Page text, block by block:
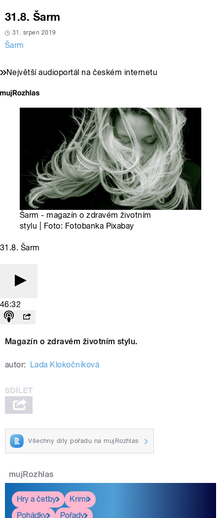
31.8. Šarm
31. srpen 2019
Šarm
Největší audioportál na českém internetu
Šarm - magazín o zdravém životním
stylu | Foto: Fotobanka Pixabay
31.8. Šarm
46:32
Magazín o zdravém životním stylu.
autor: Lada Klokočníková
Všechny díly pořadu na mujRozhlas
mujRozhlas
Hry a četby
Krimi
Pohádky
Pořady